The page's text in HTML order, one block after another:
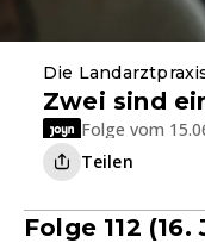
Die
Zwei sind
Folge vom
Teilen
Folge 112